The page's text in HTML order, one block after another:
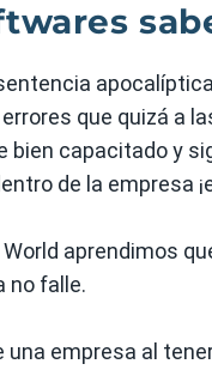
que quizá a
bien capacitado y
de la empresa
aprendimos
no falle.
una empresa al